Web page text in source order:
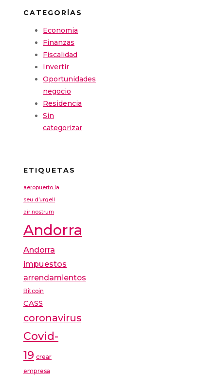
CATEGORÍAS
Economia
Finanzas
Fiscalidad
Invertir
Oportunidades
negocio
Residencia
Sin
categorizar
ETIQUETAS
aeropuerto la
seu d’urgell
air nostrum
Andorra
Andorra
impuestos
arrendamientos
Bitcoin
CASS
coronavirus
Covid-
19 crear
empresa